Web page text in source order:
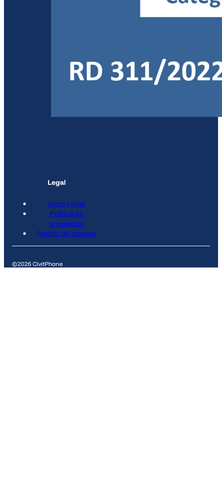
Legal
Aviso Legal
Política de
privacidad
Política de cookies
©2026 CivitPhone